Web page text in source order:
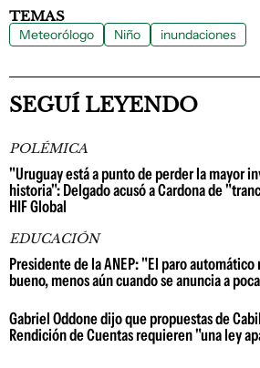
TEMAS
Meteorólogo Niño inundaciones
SEGUÍ LEYENDO
POLÉMICA
"Uruguay está a punto de perder la mayor
historia": Delgado acusó a Cardona de
HIF Global
EDUCACIÓN
Presidente de la ANEP: "El paro
bueno, menos aún cuando se anuncia a
Gabriel Oddone dijo que propuestas de
Rendición de Cuentas requieren "una ley